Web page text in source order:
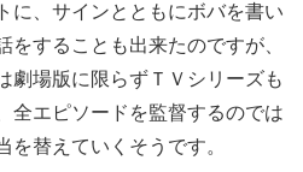
、サインとともにボバを書い
をすることも出来たのですが、
劇場版に限らずＴＶシリーズも
全エピソードを監督するのでは
を替えていくそうです。